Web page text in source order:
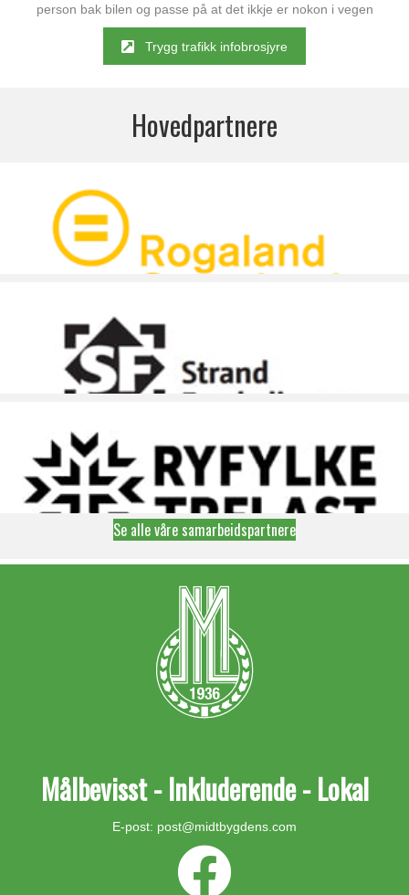
person bak bilen og passe på at det ikkje er nokon i vegen
Trygg trafikk infobrosjyre
Hovedpartnere
Se alle våre samarbeidspartnere
Målbevisst - Inkluderende - Lokal
E-post: post@midtbygdens.com